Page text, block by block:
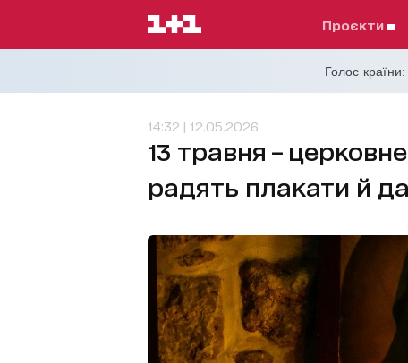
проєкти
Голос країни:
14:32 | 12.05.2026
13 травня –
радять плакати й